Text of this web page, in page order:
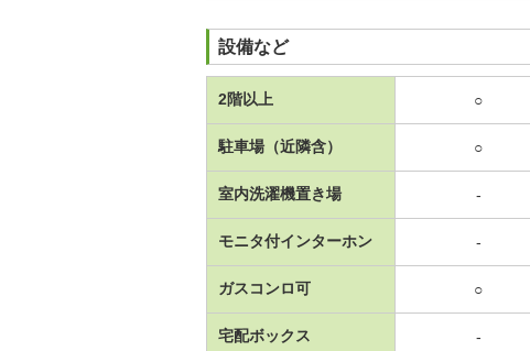
設備など
2階以上 ○
駐車場（近隣含） ○
室内洗濯機置き場 -
モニタ付インターホン -
ガスコンロ可 ○
宅配ボックス -